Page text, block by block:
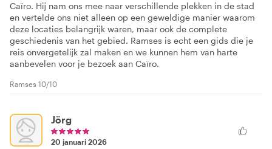
Caïro. Hij nam ons mee naar verschillende plekken in de stad
en vertelde ons niet alleen op een geweldige manier waarom
deze locaties belangrijk waren, maar ook de complete
geschiedenis van het gebied. Ramses is echt een gids die je
reis onvergetelijk zal maken en we kunnen hem van harte
aanbevelen voor je bezoek aan Caïro.
Ramses 10/10
Jörg
20 januari 2026